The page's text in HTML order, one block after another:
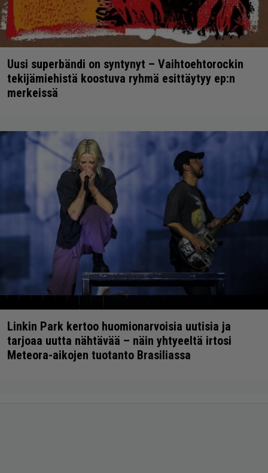
Uusi superbändi on syntynyt – Vaihtoehtorockin
tekijämiehistä koostuva ryhmä esittäytyy ep:n
merkeissä
Linkin Park kertoo huomionarvoisia uutisia ja
tarjoaa uutta nähtävää – näin yhtyeeltä irtosi
Meteora-aikojen tuotanto Brasiliassa